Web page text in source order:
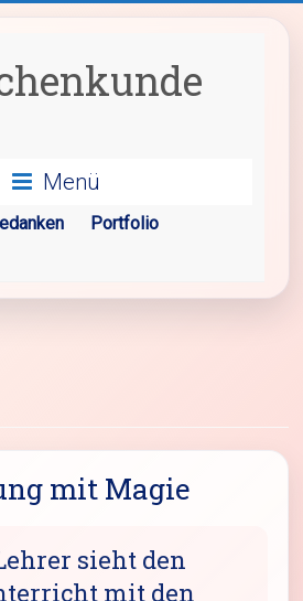
Menü
Portfolio
mit Magie
sieht den
mit den